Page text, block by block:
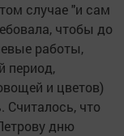
случае "и сам
чтобы до
работы,
период,
и цветов)
Считалось, что
дню